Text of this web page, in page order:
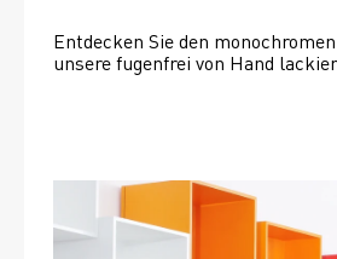
Entdecken Sie den
unsere fugenfrei von Hand